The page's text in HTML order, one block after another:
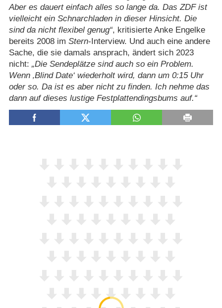
Aber es dauert einfach alles so lange da. Das ZDF ist
vielleicht ein Schnarchladen in dieser Hinsicht. Die
sind da nicht flexibel genug , kritisierte Anke Engelke
bereits 2008 im Stern-Interview. Und auch eine andere
Sache, die sie damals ansprach, ändert sich 2023
nicht:
Die Sendeplätze sind auch so ein Problem.
Wenn ‚Blind Date‘ wiederholt wird, dann um 0:15 Uhr
oder so. Da ist es aber nicht zu finden. Ich nehme das
dann auf dieses lustige Festplattendingsbums auf.